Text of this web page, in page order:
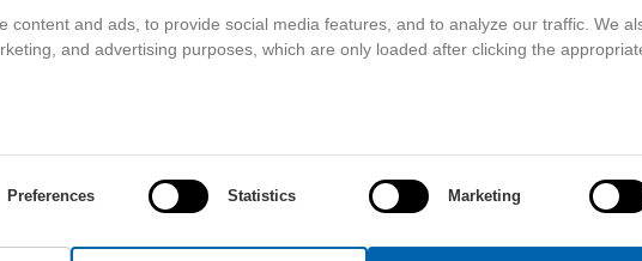
A következő tesztet
találtuk. Egyszerűen
Az edények aljára
A
content and ads, to provide social media features, and to analyze our traffic. We
and advertising purposes, which are only loaded after clicking the
Preferences Statistics Marketing